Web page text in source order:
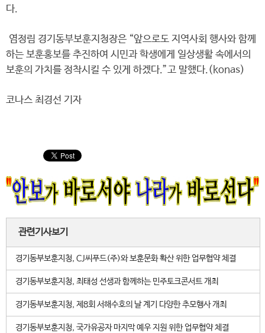
다.
염정림 경기동부보훈지청장은 “앞으로도 지역사회 행사와 함께
하는 보훈홍보를 추진하여 시민과 학생에게 일상생활 속에서의
보훈의 가치를 정착시킬 수 있게 하겠다.”고 말했다.(konas)
코나스 최경선 기자
관련기사보기
경기동부보훈지청, CJ씨푸드(주)와 보훈문화 확산 위한 업무협약 체결
경기동부보훈지청, 최태성 선생과 함께하는 민주토크콘서트 개최
경기동부보훈지청, 제8회 서해수호의 날 계기 다양한 추모행사 개최
경기동부보훈지청, 국가유공자 마지막 예우 지원 위한 업무협약 체결